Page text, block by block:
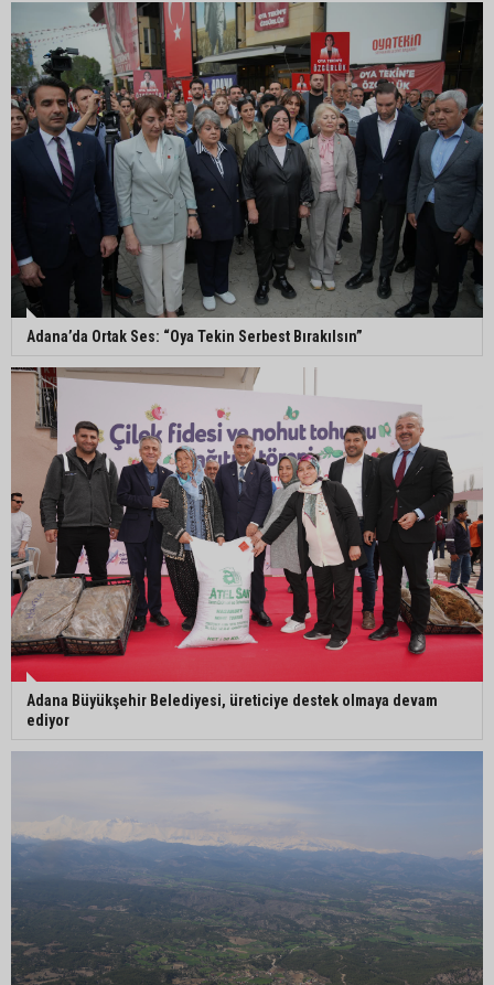
Ceyhan’da yağlık ayçiçeği hasadı başladı
Yedigöze’deki göçüğün nedeni belli oldu
Kozan’da turunçgil zararlısına karşı biyolojik
mücadele
Yedigöze İçme Suyu Projesi çalışmalarında
göçük: 1 işçi hayatını kaybetti
Yedigöze İçme Suyu Projesi çalışmalarında
göçük meydana geldi
Adana’da Ortak Ses: “Oya Tekin Serbest Bırakılsın”
Adana Büyükşehir Belediyesi, üreticiye destek olmaya devam
ediyor